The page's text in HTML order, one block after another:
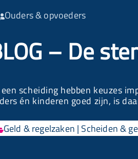
Ouders & opvoeders
– De
scheiding hebben keuzes
én kinderen goed zijn, is
Geld & regelzaken | Scheiden &